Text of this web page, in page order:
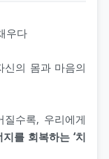
우다
신의 몸과 마음의
수록, 우리에게
지를 회복하는 ‘치